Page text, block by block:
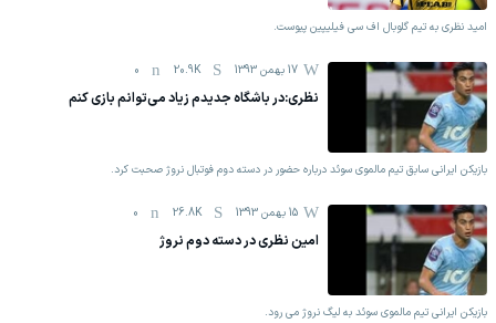
امید نظری به تیم گلوبال اف سی فیلیپین پیوست.
17 بهمن 1393 20.9K
0
نظری:در باشگاه جدیدم زیاد می‌توانم بازی کنم
بازیکن ایرانی سابق تیم مالموی سوئد درباره حضور در دسته دوم فوتبال نروژ صحبت کرد.
15 بهمن 1393 26.8K
0
امین نظری در دسته دوم نروژ
بازیکن ایرانی تیم مالموی سوئد به لیگ نروژ می رود.